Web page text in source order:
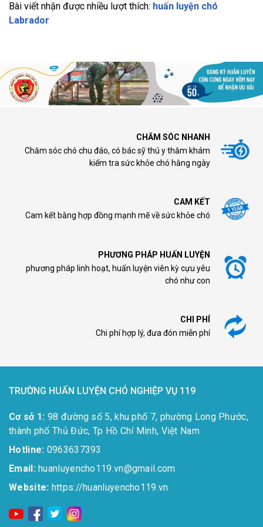
Bài viết nhận được nhiều lượt thích: huấn luyện chó
Labrador
CHĂM SÓC NHANH
Chăm sóc chó chu đáo, có bác sỹ thú y thăm khám
kiểm tra sức khỏe chó hằng ngày
CAM KẾT
Cam kết bằng hợp đồng mạnh mẽ về sức khỏe chó
PHƯƠNG PHÁP HUẤN LUYỆN
phương pháp linh hoạt, huấn luyện viên kỳ cựu yêu
chó như con
CHI PHÍ
Chi phí hợp lý, đưa đón miễn phí
TRƯỜNG HUẤN LUYỆN CHÓ NGHIỆP VỤ 119
Cơ sở 1: 98 đường số 5, khu phố 7, phường Long Phước,
thành phố Thủ Đức, Tp Hồ Chí Minh, Việt Nam
Hotline: 0963637393​
Email:huanluyencho119.vn@gmail.com
Website: https://huanluyencho119.vn